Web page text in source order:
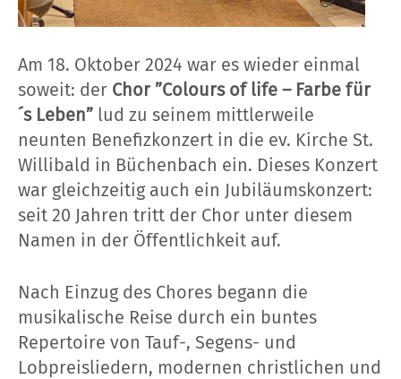
Am 18. Oktober 2024 war es wieder einmal
soweit: derChor ”Colours of life – Farbe für
´s Leben”lud zu seinem mittlerweile
neunten Benefizkonzert in die ev. Kirche St.
Willibald in Büchenbach ein. Dieses Konzert
war gleichzeitig auch ein Jubiläumskonzert:
seit 20 Jahren tritt der Chor unter diesem
Namen in der Öffentlichkeit auf.
Nach Einzug des Chores begann die
musikalische Reise durch ein buntes
Repertoire von Tauf-, Segens- und
Lobpreisliedern, modernen christlichen und